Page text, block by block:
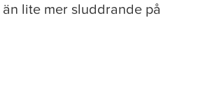
lite mer sluddrande på